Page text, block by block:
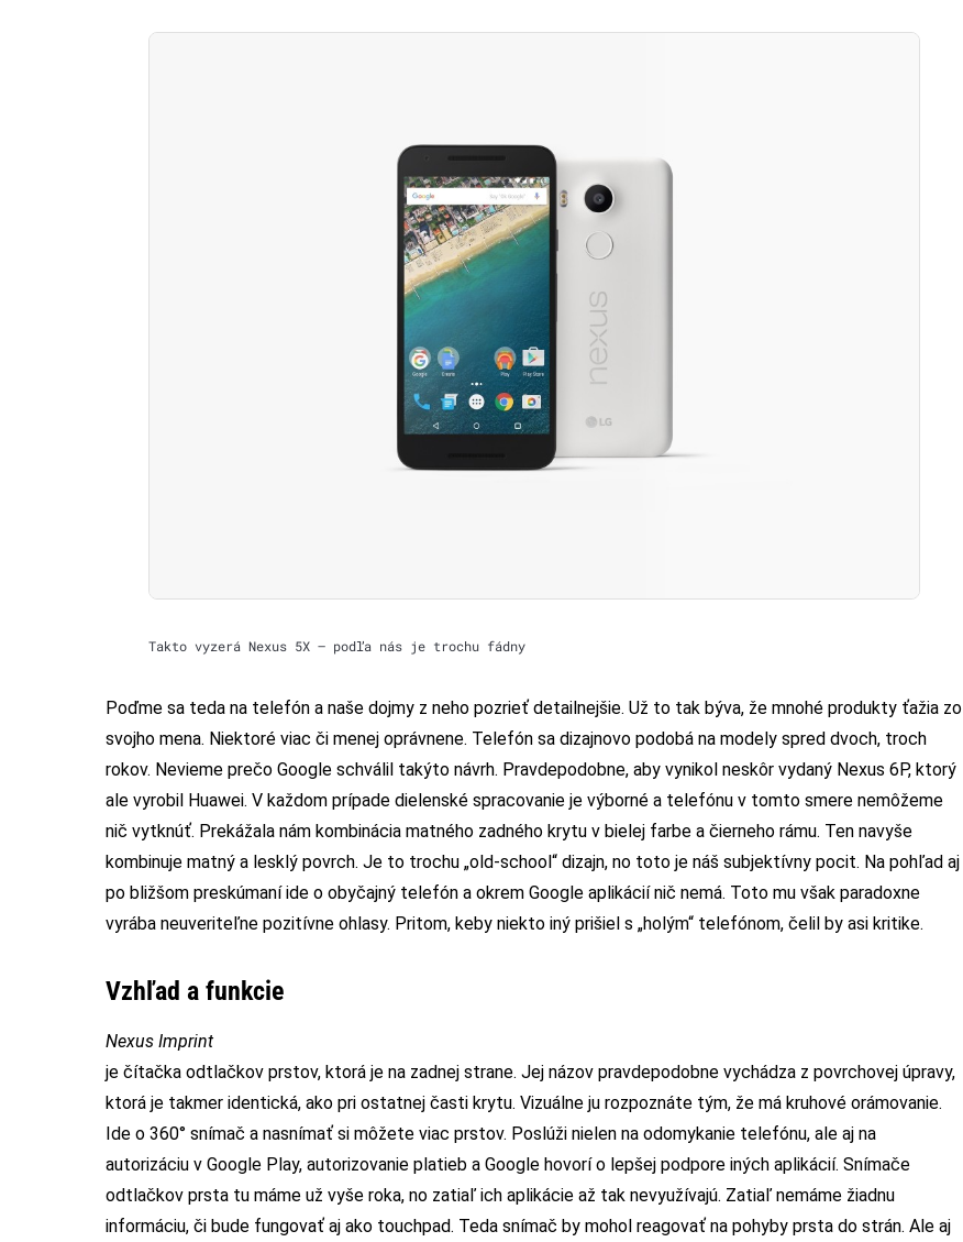
Takto vyzerá Nexus 5X – podľa nás je trochu fádny
Poďme sa teda na telefón a naše dojmy z neho pozrieť detailnejšie. Už to tak býva, že mnohé produkty ťažia zo
svojho mena. Niektoré viac či menej oprávnene. Telefón sa dizajnovo podobá na modely spred dvoch, troch
rokov. Nevieme prečo Google schválil takýto návrh. Pravdepodobne, aby vynikol neskôr vydaný Nexus 6P, ktorý
ale vyrobil Huawei. V každom prípade dielenské spracovanie je výborné a telefónu v tomto smere nemôžeme
nič vytknúť. Prekážala nám kombinácia matného zadného krytu v bielej farbe a čierneho rámu. Ten navyše
kombinuje matný a lesklý povrch. Je to trochu „old-school“ dizajn, no toto je náš subjektívny pocit. Na pohľad aj
po bližšom preskúmaní ide o obyčajný telefón a okrem Google aplikácií nič nemá. Toto mu však paradoxne
vyrába neuveriteľne pozitívne ohlasy. Pritom, keby niekto iný prišiel s „holým“ telefónom, čelil by asi kritike.
Vzhľad a funkcie
Nexus Imprint
je čítačka odtlačkov prstov, ktorá je na zadnej strane. Jej názov pravdepodobne vychádza z povrchovej úpravy,
ktorá je takmer identická, ako pri ostatnej časti krytu. Vizuálne ju rozpoznáte tým, že má kruhové orámovanie.
Ide o 360° snímač a nasnímať si môžete viac prstov. Poslúži nielen na odomykanie telefónu, ale aj na
autorizáciu v Google Play, autorizovanie platieb a Google hovorí o lepšej podpore iných aplikácií. Snímače
odtlačkov prsta tu máme už vyše roka, no zatiaľ ich aplikácie až tak nevyužívajú. Zatiaľ nemáme žiadnu
informáciu, či bude fungovať aj ako touchpad. Teda snímač by mohol reagovať na pohyby prsta do strán. Ale aj